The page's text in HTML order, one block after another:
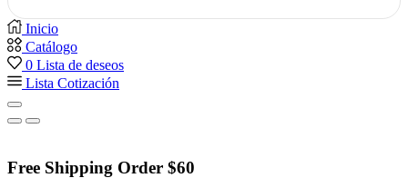
Inicio
Catálogo
0 Lista de deseos
Lista Cotización
Free Shipping Order $60